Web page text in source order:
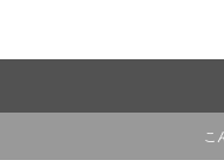
こ